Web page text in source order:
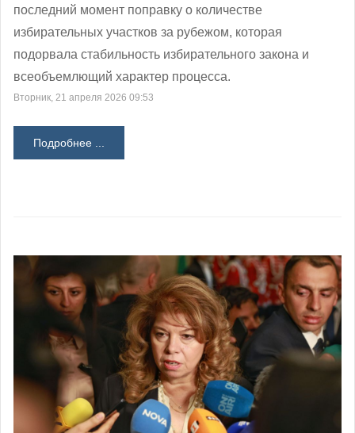
последний момент поправку о количестве
избирательных участков за рубежом, которая
подорвала стабильность избирательного закона и
всеобъемлющий характер процесса.
Вторник, 21 апреля 2026 09:53
Подробнее ...